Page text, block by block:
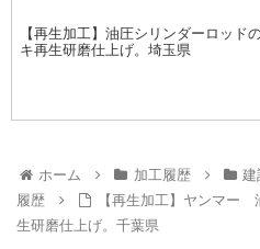
【再生加工】油圧シリンダーロッド
キ再生研磨仕上げ。埼玉県
ホーム 加工履歴
建
履歴
【再生加工】ヤンマー
生研磨仕上げ。千葉県